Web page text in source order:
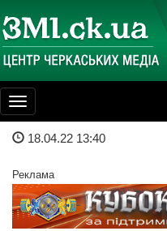
Toggle
navigation
18.04.22 13:40
Реклама